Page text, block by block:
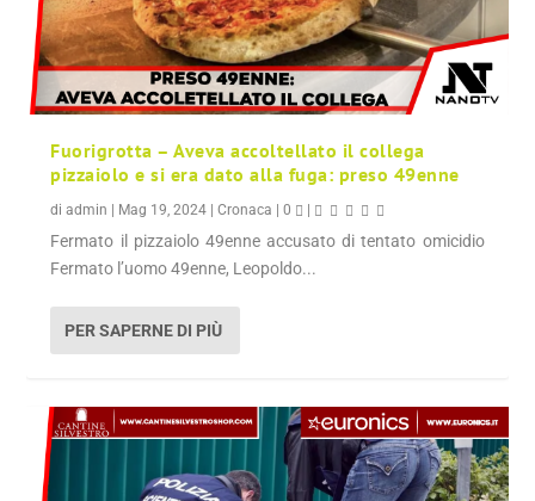
Fuorigrotta – Aveva accoltellato il collega
pizzaiolo e si era dato alla fuga: preso 49enne
diadmin Mag 19, 2024 |Cronaca |0
Fermato il pizzaiolo 49enne accusato di tentato omicidio
Fermato l’uomo 49enne, Leopoldo...
PER SAPERNE DI PIÙ